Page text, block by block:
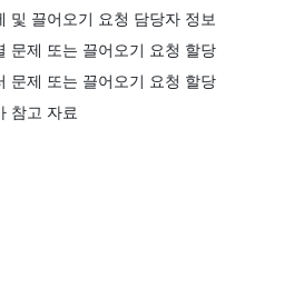
및 끌어오기 요청 담당자 정보
문제 또는 끌어오기 요청 할당
문제 또는 끌어오기 요청 할당
참고 자료